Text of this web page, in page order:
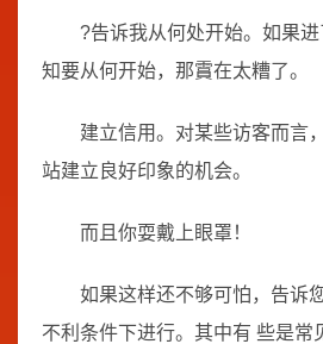
?告诉我从何处开始。如果
知要从何开始，那霣在太糟了。
建立信用。对某些访客而言
站建立良好印象的机会。
而且你耍戴上眼罩！
如果这样还不够可怕，告诉
不利条件下进行。其中有 些是常